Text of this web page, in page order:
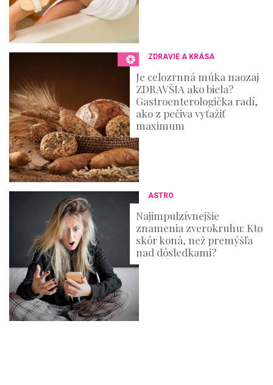
ZDRAVIE A KRÁSA
Je celozrnná múka naozaj
ZDRAVŠIA ako biela?
Gastroenterologička radí,
ako z pečiva vyťažiť
maximum
ASTRO
Najimpulzívnejšie
znamenia zverokruhu: Kto
skôr koná, než premýšľa
nad dôsledkami?